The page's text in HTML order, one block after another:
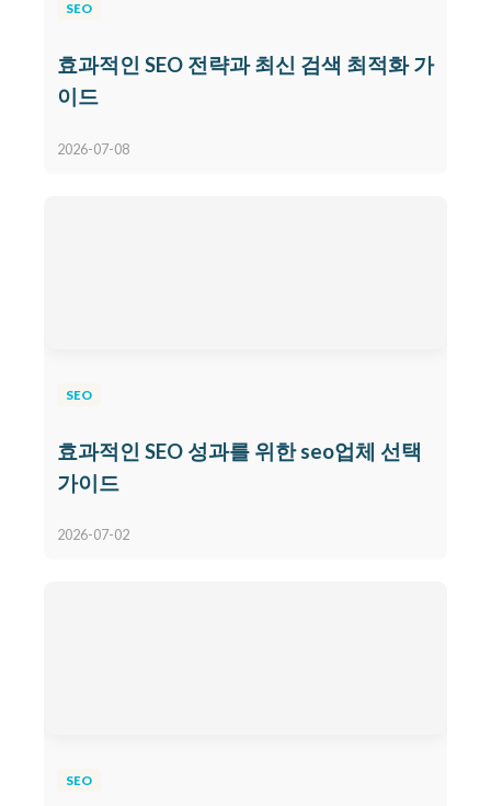
SEO
효과적인 SEO 전략과 최신 검색 최적화 가
이드
2026-07-08
SEO
효과적인 SEO 성과를 위한 seo업체 선택
가이드
2026-07-02
SEO